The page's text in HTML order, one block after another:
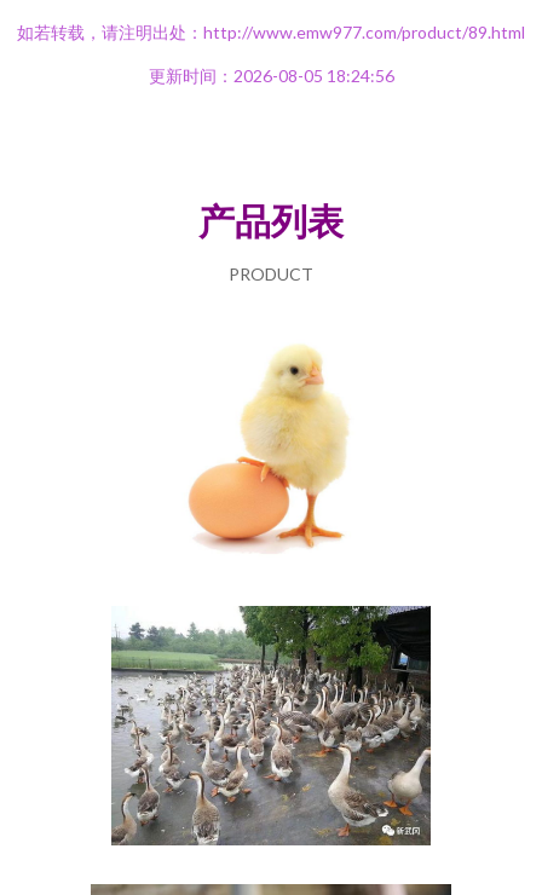
如若转载，请注明出处：http://www.emw977.com/product/89.html
更新时间：2026-08-05 18:24:56
产品列表
PRODUCT